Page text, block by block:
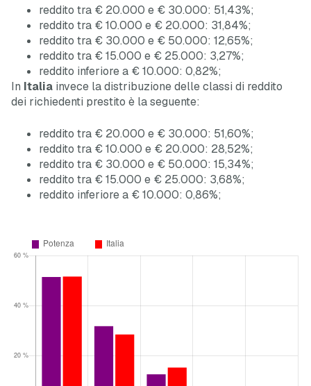
reddito tra € 20.000 e € 30.000: 51,43%;
reddito tra € 10.000 e € 20.000: 31,84%;
reddito tra € 30.000 e € 50.000: 12,65%;
reddito tra € 15.000 e € 25.000: 3,27%;
reddito inferiore a € 10.000: 0,82%;
In Italia invece la distribuzione delle classi di reddito
dei richiedenti prestito è la seguente:
reddito tra € 20.000 e € 30.000: 51,60%;
reddito tra € 10.000 e € 20.000: 28,52%;
reddito tra € 30.000 e € 50.000: 15,34%;
reddito tra € 15.000 e € 25.000: 3,68%;
reddito inferiore a € 10.000: 0,86%;